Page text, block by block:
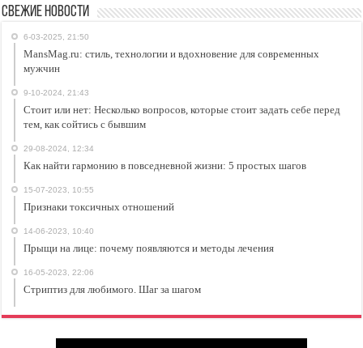
Свежие новости
6-03-2025, 21:50
MansMag.ru: стиль, технологии и вдохновение для современных
мужчин
9-10-2024, 21:43
Стоит или нет: Несколько вопросов, которые стоит задать себе перед
тем, как сойтись с бывшим
29-08-2024, 12:34
Как найти гармонию в повседневной жизни: 5 простых шагов
15-07-2023, 10:55
Признаки токсичных отношений
14-06-2023, 10:40
Прыщи на лице: почему появляются и методы лечения
16-05-2023, 22:06
Стриптиз для любимого. Шаг за шагом